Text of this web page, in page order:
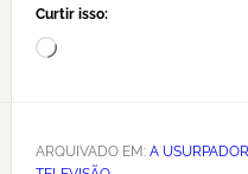
Curtir isso:
Carregando...
ARQUIVADO EM: A